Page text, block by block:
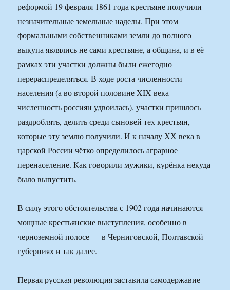
реформой 19 февраля 1861 года крестьяне получили
незначительные земельные наделы. При этом
формальными собственниками земли до полного
выкупа являлись не сами крестьяне, а община, и в её
рамках эти участки должны были ежегодно
перераспределяться. В ходе роста численности
населения (а во второй половине XIX века
численность россиян удвоилась), участки пришлось
раздроблять, делить среди сыновей тех крестьян,
которые эту землю получили. И к началу ХХ века в
царской России чётко определилось аграрное
перенаселение. Как говорили мужики, курёнка некуда
было выпустить.
В силу этого обстоятельства с 1902 года начинаются
мощные крестьянские выступления, особенно в
черноземной полосе — в Черниговской, Полтавской
губерниях и так далее.
Первая русская революция заставила самодержавие